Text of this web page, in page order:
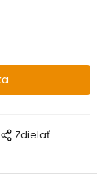
Zdielať